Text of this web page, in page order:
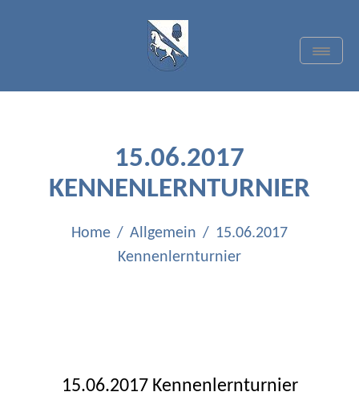
Toggle
TC BLAU-WEISS
E.V.
15.06.2017
KENNENLERNTURNIER
Home Allgemein
15.06.2017
Kennenlernturnier
15.06.2017 Kennenlernturnier